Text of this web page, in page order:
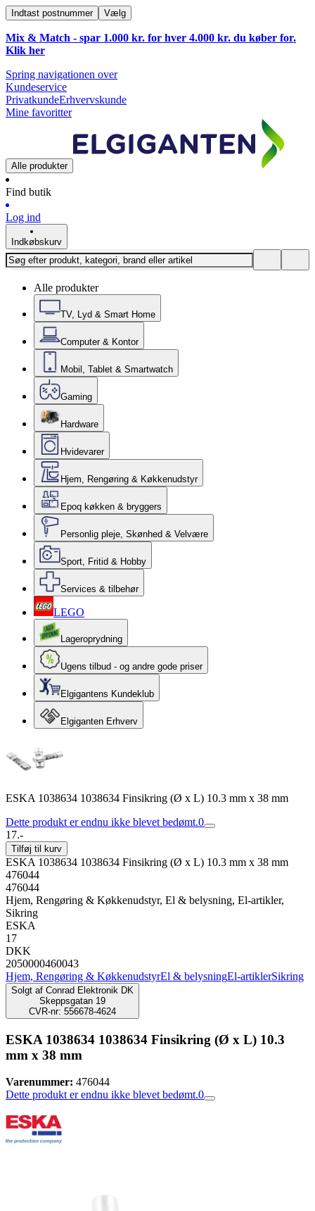
Indtast postnummer Vælg
Mix & Match - spar 1.000 kr. for hver 4.000 kr. du køber for.
Klik her
Spring navigationen over
Kundeservice
PrivatkundeErhvervskunde
Mine favoritter
Alle produkter
Find butik
Log ind
Indkøbskurv
Alle produkter
TV, Lyd & Smart Home
Computer & Kontor
Mobil, Tablet & Smartwatch
Gaming
Hardware
Hvidevarer
Hjem, Rengøring & Køkkenudstyr
Epoq køkken & bryggers
Personlig pleje, Skønhed & Velvære
Sport, Fritid & Hobby
Services & tilbehør
LEGO
Lageroprydning
Ugens tilbud - og andre gode priser
Elgigantens Kundeklub
Elgiganten Erhverv
ESKA 1038634 1038634 Finsikring (Ø x L) 10.3 mm x 38 mm
Dette produkt er endnu ikke blevet bedømt.0
17.-
Tilføj til kurv
ESKA 1038634 1038634 Finsikring (Ø x L) 10.3 mm x 38 mm
476044
476044
Hjem, Rengøring & Køkkenudstyr, El & belysning, El-artikler,
Sikring
ESKA
17
DKK
2050000460043
Hjem, Rengøring & KøkkenudstyrEl & belysningEl-artiklerSikring
Solgt af Conrad Elektronik DK
Skeppsgatan 19
CVR-nr: 556678-4624
ESKA 1038634 1038634 Finsikring (Ø x L) 10.3
mm x 38 mm
Varenummer: 476044
Dette produkt er endnu ikke blevet bedømt.0